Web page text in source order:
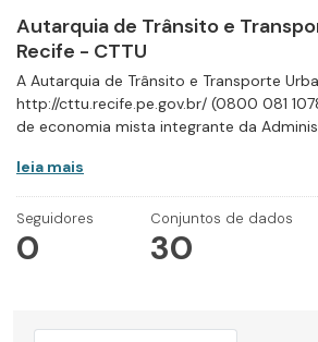
Autarquia de Trânsito e
Recife - CTTU
A Autarquia de Trânsito e Transporte
http://cttu.recife.pe.gov.br/ (0800 081
de economia mista integrante da
leia mais
Seguidores
0
Conjuntos de dados
30